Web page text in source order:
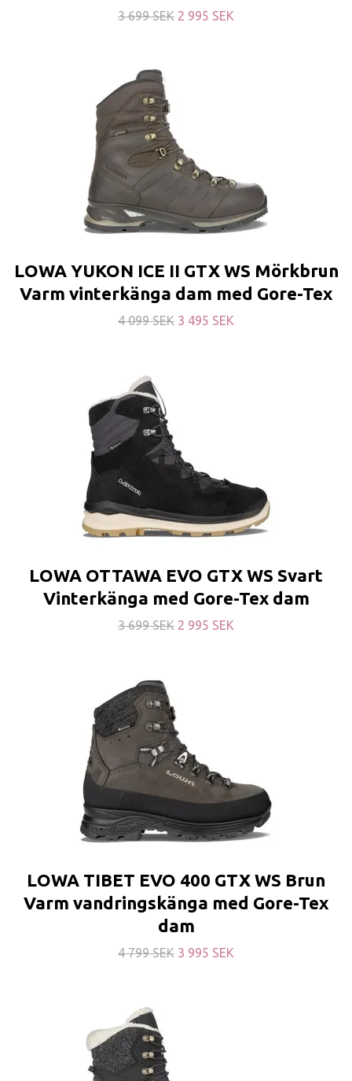
3 699 SEK 2 995 SEK
LOWA YUKON ICE II GTX WS Mörkbrun
Varm vinterkänga dam med Gore-Tex
4 099 SEK 3 495 SEK
LOWA OTTAWA EVO GTX WS Svart
Vinterkänga med Gore-Tex dam
3 699 SEK 2 995 SEK
LOWA TIBET EVO 400 GTX WS Brun
Varm vandringskänga med Gore-Tex
dam
4 799 SEK 3 995 SEK